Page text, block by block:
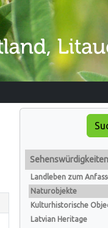
Sehenswürdigkeiten
Landleben zum
Naturobjekte
Kulturhistorische
Latvian Heritage